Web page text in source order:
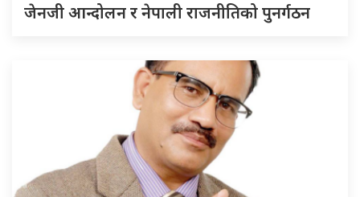
जेनजी आन्दोलन र नेपाली राजनीतिको पुनर्गठन